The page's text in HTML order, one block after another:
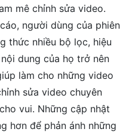
mê chỉnh sửa video.
người dùng của phiên
thức nhiều bộ lọc, hiệu
dung của họ trở nên
làm cho những video
sửa video chuyên
vui. Những cập nhật
hơn để phản ánh những